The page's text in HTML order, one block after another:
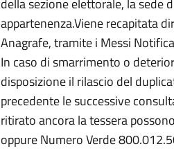
della sezione elettorale, la sede
appartenenza.Viene recapitata
Anagrafe, tramite i Messi
In caso di smarrimento o
disposizione il rilascio del
precedente le successive
ritirato ancora la tessera
oppure Numero Verde